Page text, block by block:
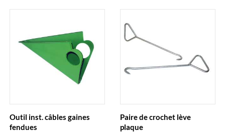
Outil inst. câbles gaines
fendues
Paire de crochet lève
plaque